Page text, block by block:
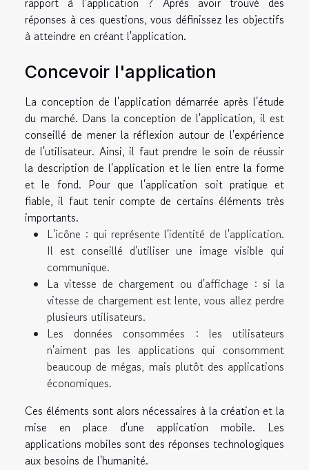
réponses à ces questions, vous définissez les objectifs
à atteindre en créant l'application.
Concevoir l'application
La conception de l'application démarrée après l'étude
du marché. Dans la conception de l'application, il est
conseillé de mener la réflexion autour de l'expérience
de l'utilisateur. Ainsi, il faut prendre le soin de réussir
la description de l'application et le lien entre la forme
et le fond. Pour que l'application soit pratique et
fiable, il faut tenir compte de certains éléments très
importants.
L'icône : qui représente l'identité de l'application.
Il est conseillé d'utiliser une image visible qui
communique.
La vitesse de chargement ou d'affichage : si la
vitesse de chargement est lente, vous allez perdre
plusieurs utilisateurs.
Les données consommées : les utilisateurs
n'aiment pas les applications qui consomment
beaucoup de mégas, mais plutôt des applications
économiques.
Ces éléments sont alors nécessaires à la création et la
mise en place d'une application mobile. Les
applications mobiles sont des réponses technologiques
aux besoins de l'humanité.